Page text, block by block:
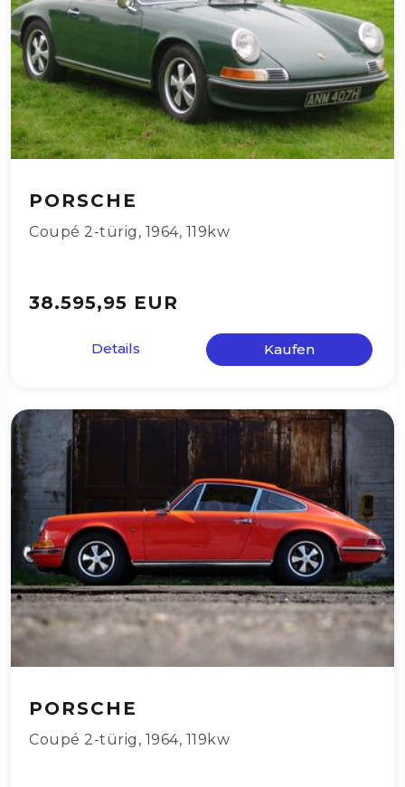
PORSCHE
Coupé 2-türig , 1964, 119kw
38.595,95 EUR
Details Kaufen
PORSCHE
Coupé 2-türig , 1964, 119kw